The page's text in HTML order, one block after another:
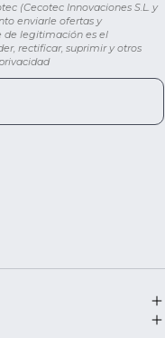
(Cecotec Innovaciones S.L. y
enviarle ofertas y
de legitimación es el
rectificar, suprimir y otros